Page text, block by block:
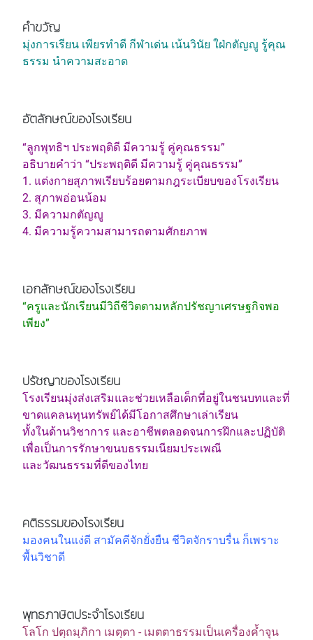
คำขวัญ
มุ่งการเรียน เพียรทำดี กีฬาเด่น เน้นวินัย ใฝ่กตัญญู รู้คุณ
ธรรม นำความสะอาด
อัตลักษณ์ของโรงเรียน
“ลูกพุทธิฯ ประพฤติดี มีความรู้ คู่คุณธรรม”
อธิบายคำว่า “ประพฤติดี มีความรู้ คู่คุณธรรม”
1. แต่งกายสุภาพเรียบร้อยตามกฎระเบียบของโรงเรียน
2. สุภาพอ่อนน้อม
3. มีความกตัญญู
4. มีความรู้ความสามารถตามศักยภาพ
เอกลักษณ์ของโรงเรียน
“ครูและนักเรียนมีวิถีชีวิตตามหลักปรัชญาเศรษฐกิจพอ
เพียง”
ปรัชญาของโรงเรียน
โรงเรียนมุ่งส่งเสริมและช่วยเหลือเด็กที่อยู่ในชนบทและที่
ขาดแคลนทุนทรัพย์ได้มีโอกาสศึกษาเล่าเรียน
ทั้งในด้านวิชาการ และอาชีพตลอดจนการฝึกและปฏิบัติ
เพื่อเป็นการรักษาขนบธรรมเนียมประเพณี
และวัฒนธรรมที่ดีของไทย
คติธรรมของโรงเรียน
มองคนในแง่ดี สามัคคีจักยั่งยืน ชีวิตจักราบรื่น ก็เพราะ
พื้นวิชาดี
พุทธภาษิตประจำโรงเรียน
โลโก ปตฺถมฺภิกา เมตฺตา - เมตตาธรรมเป็นเครื่องค้ำจุน